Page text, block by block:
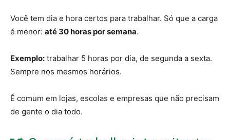
Você tem dia e hora certos para trabalhar. Só que a carga
é menor: até 30 horas por semana.
Exemplo: trabalhar 5 horas por dia, de segunda a sexta.
Sempre nos mesmos horários.
É comum em lojas, escolas e empresas que não precisam
de gente o dia todo.